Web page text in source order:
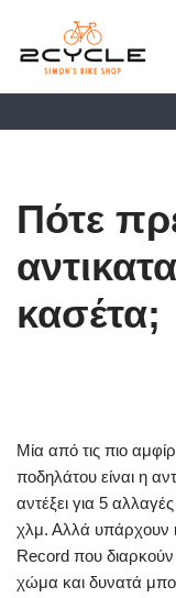
περιεχόμενο
Μεταπηδήστε
Πότε
κασέτα;
Μία από τις πιο
ποδηλάτου είναι η
αντέξει για 5
χλμ. Αλλά υπάρχουν
Record που
χώμα και δυνατά